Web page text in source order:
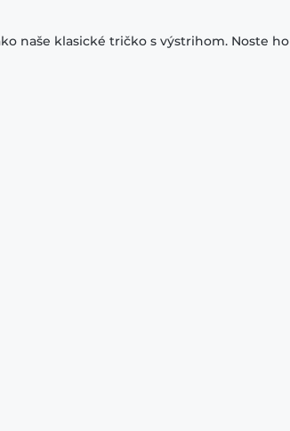
naše klasické tričko s výstrihom. Noste ho